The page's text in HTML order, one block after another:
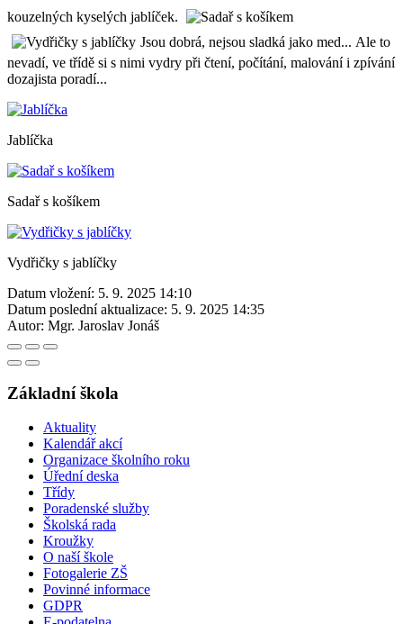
kouzelných kyselých jablíček.
Jsou dobrá, nejsou sladká jako med... Ale to
nevadí, ve třídě si s nimi vydry při čtení, počítání, malování i zpívání
dozajista poradí...
Jablíčka
Sadař s košíkem
Vydřičky s jablíčky
Datum vložení: 5. 9. 2025 14:10
Datum poslední aktualizace: 5. 9. 2025 14:35
Autor: Mgr. Jaroslav Jonáš
Základní škola
Aktuality
Kalendář akcí
Organizace školního roku
Úřední deska
Třídy
Poradenské služby
Školská rada
Kroužky
O naší škole
Fotogalerie ZŠ
Povinné informace
GDPR